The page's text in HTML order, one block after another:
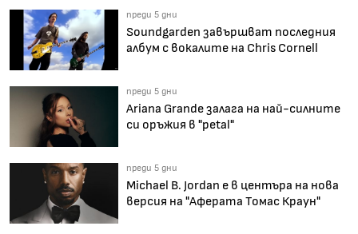
преди 5 дни
Soundgarden завършват последния
албум с вокалите на Chris Cornell
преди 5 дни
Ariana Grande залага на най-силните
си оръжия в "petal"
преди 5 дни
Michael B. Jordan е в центъра на нова
версия на "Аферата Томас Краун"